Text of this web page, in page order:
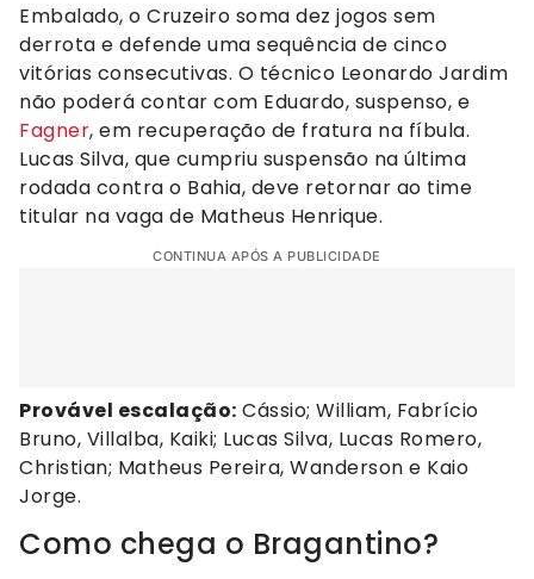
Embalado, o Cruzeiro soma dez jogos sem
derrota e defende uma sequência de cinco
vitórias consecutivas. O técnico Leonardo Jardim
não poderá contar com Eduardo, suspenso, e
Fagner, em recuperação de fratura na fíbula.
Lucas Silva, que cumpriu suspensão na última
rodada contra o Bahia, deve retornar ao time
titular na vaga de Matheus Henrique.
CONTINUA APÓS A PUBLICIDADE
Provável escalação: Cássio; William, Fabrício
Bruno, Villalba, Kaiki; Lucas Silva, Lucas Romero,
Christian; Matheus Pereira, Wanderson e Kaio
Jorge.
Como chega o Bragantino?